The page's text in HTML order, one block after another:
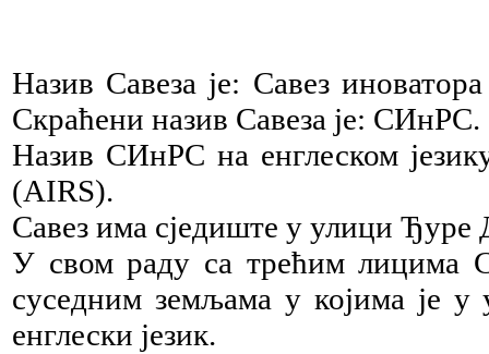
Назив Савеза је: Савез
Скраћени назив Савеза је: СИнРС.
Назив СИнРС на енглеском
(AIRS).
Савез има сједиште у улици
У свом раду са трећим лицима
суседним земљама у којима је
енглески језик.